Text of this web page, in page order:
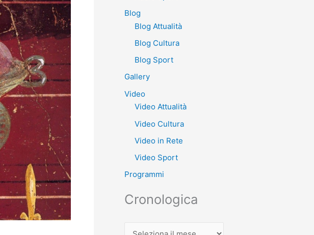
Blog
Blog Attualità
Blog Cultura
Blog Sport
Gallery
Video
Video Attualità
Video Cultura
Video in Rete
Video Sport
Programmi
Cronologica